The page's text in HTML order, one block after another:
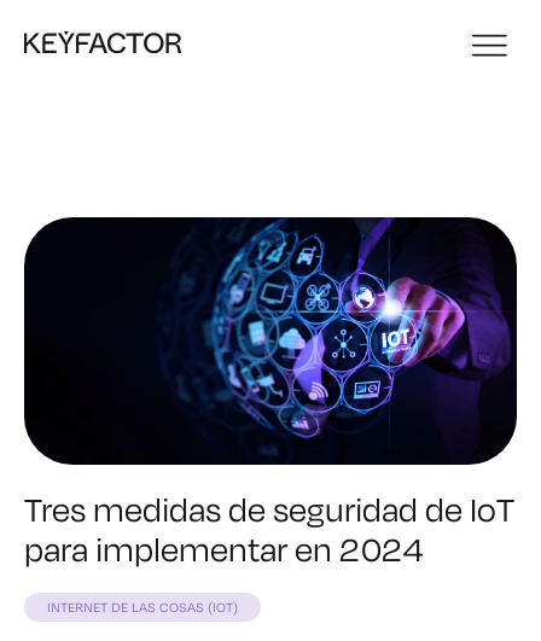
Tres medidas de seguridad de IoT
para implementar en 2024
INTERNET DE LAS COSAS (IOT)